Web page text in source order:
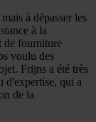
à dépasser les
à la
de fourniture
voulu des
Frijns a été très
d'expertise, qui a
de la